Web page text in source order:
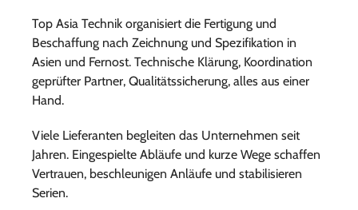
Top Asia Technik organisiert die Fertigung und
Beschaffung nach Zeichnung und Spezifikation in
Asien und Fernost. Technische Klärung, Koordination
geprüfter Partner, Qualitätssicherung, alles aus einer
Hand.
Viele Lieferanten begleiten das Unternehmen seit
Jahren. Eingespielte Abläufe und kurze Wege schaffen
Vertrauen, beschleunigen Anläufe und stabilisieren
Serien.